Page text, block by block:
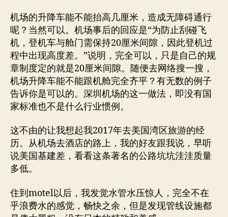
机场的升降车能不能抬高几厘米，造成无障碍通行
呢？当然可以。机场事后的回应是“为防止刮碰飞
机，登机车与舱门需保持20厘米间隙，因此登机过
程中出现高度差。”说明，完全可以，只是自己的规
章制度定的就是20厘米间隙。随便去网络搜一搜，
机场升降车能不能跟机舱完全齐平？有无数的例子
告诉你是可以的。深圳机场的这一做法，即没有国
家标准也不是什么行业惯例。
这不由的让我想起我2017年去美国湾区旅游的经
历。从机场去酒店的路上，我的好友跟我说，早听
说美国基建差，看看这条著名的公路坑坑洼洼质量
多低。
住到motel以后，我发觉水管水压惊人，完全不在
乎浪费水的感觉，畅快之余，但是发现管线设施都